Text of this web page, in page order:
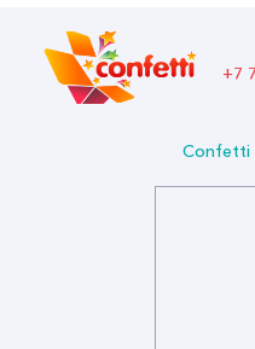
вложенным в него купюрам,
останется памятным
+7
Confetti